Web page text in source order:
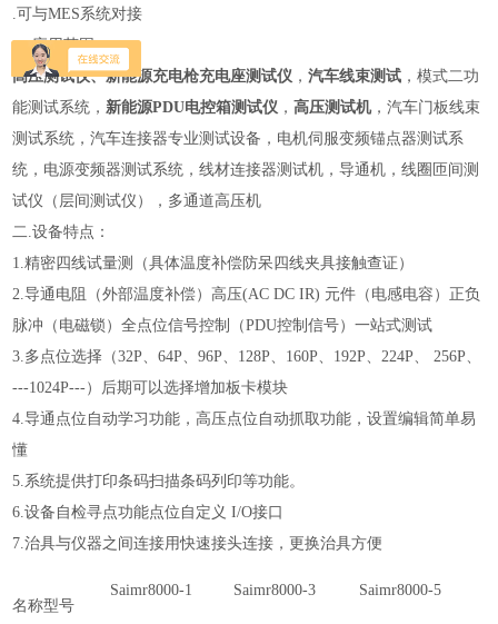
.可与MES系统对接
一.应用范围：
高压测试仪、新能源充电枪充电座测试仪 ，汽车线束测试 ，模式二功
能测试系统，新能源PDU电控箱测试仪 ， 高压测试机，汽车门板线束
测试系统，汽车连接器专业测试设备，电机伺服变频锚点器测试系
统，电源变频器测试系统，线材连接器测试机，导通机，线圈匝间测
试仪（层间测试仪），多通道高压机
二.设备特点：
1.精密四线试量测（具体温度补偿防呆四线夹具接触查证）
2.导通电阻（外部温度补偿）高压(AC DC IR) 元件（电感电容）正负
脉冲（电磁锁）全点位信号控制（PDU控制信号）一站式测试
3.多点位选择（32P、64P、96P、128P、160P、192P、224P、 256P、
---1024P---）后期可以选择增加板卡模块
4.导通点位自动学习功能，高压点位自动抓取功能，设置编辑简单易
懂
5.系统提供打印条码扫描条码列印等功能。
6.设备自检寻点功能点位自定义 I/O接口
7.治具与仪器之间连接用快速接头连接，更换治具方便
名称型号
Saimr8000-1 Saimr8000-3 Saimr8000-5